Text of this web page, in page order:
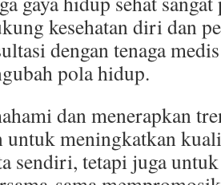
kesehatan diri dan
dengan tenaga
pola hidup.
dan menerapkan
meningkatkan
sendiri, tetapi juga